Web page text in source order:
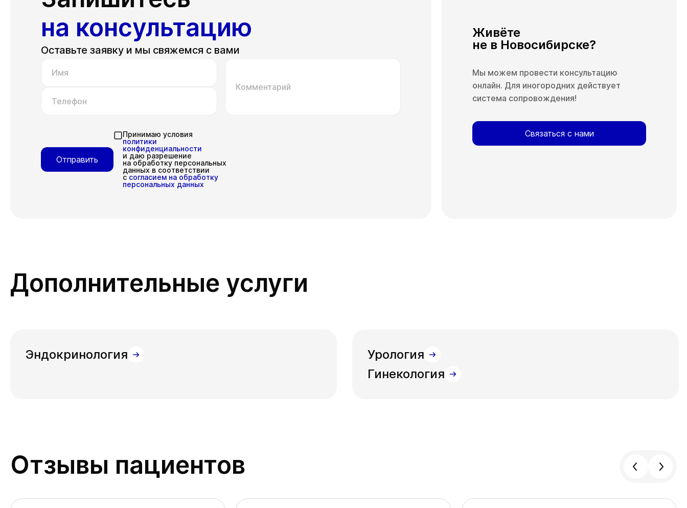
на консультацию
Оставьте заявку и мы свяжемся с вами
Имя
Телефон
Комментарий
Принимаю условия
политики
конфиденциальности
и даю разрешение
на обработку персональных
данных в соответствии
ссогласием на обработку
персональных данных
Отправить
Живёте
не в Новосибирске?
Мы можем провести консультацию
онлайн. Для иногородних действует
система сопровождения!
Связаться с нами
Дополнительные услуги
Эндокринология
Урология
Гинекология
Отзывы пациентов